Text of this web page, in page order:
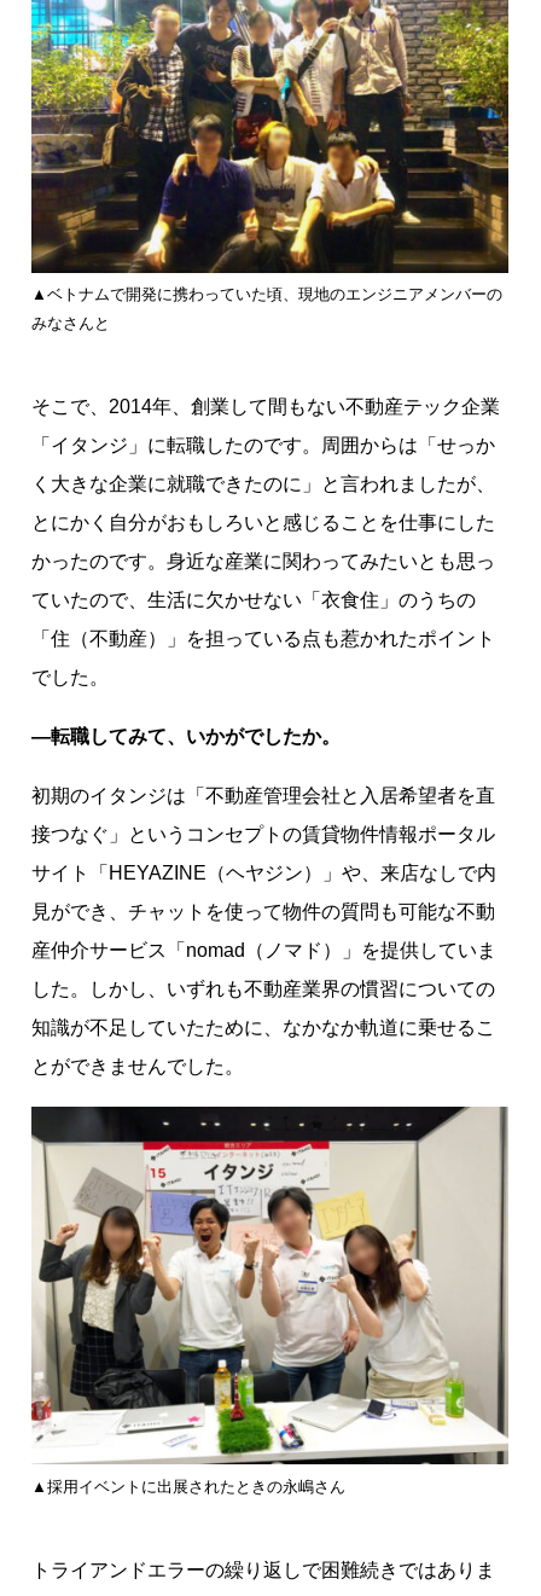
▲ベトナムで開発に携わっていた頃、現地のエンジニアメンバーの
みなさんと
そこで、2014年、創業して間もない不動産テック企業
「イタンジ」に転職したのです。周囲からは「せっか
く大きな企業に就職できたのに」と言われましたが、
とにかく自分がおもしろいと感じることを仕事にした
かったのです。身近な産業に関わってみたいとも思っ
ていたので、生活に欠かせない「衣食住」のうちの
「住（不動産）」を担っている点も惹かれたポイント
でした。
―転職してみて、いかがでしたか。
初期のイタンジは「不動産管理会社と入居希望者を直
接つなぐ」というコンセプトの賃貸物件情報ポータル
サイト「HEYAZINE（ヘヤジン）」や、来店なしで内
見ができ、チャットを使って物件の質問も可能な不動
産仲介サービス「nomad（ノマド）」を提供していま
した。しかし、いずれも不動産業界の慣習についての
知識が不足していたために、なかなか軌道に乗せるこ
とができませんでした。
▲採用イベントに出展されたときの永嶋さん
トライアンドエラーの繰り返しで困難続きではありま